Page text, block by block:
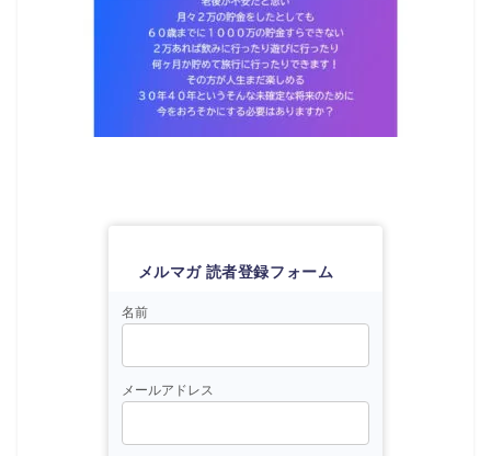
メルマガ 読者登録フォーム
名前
メールアドレス